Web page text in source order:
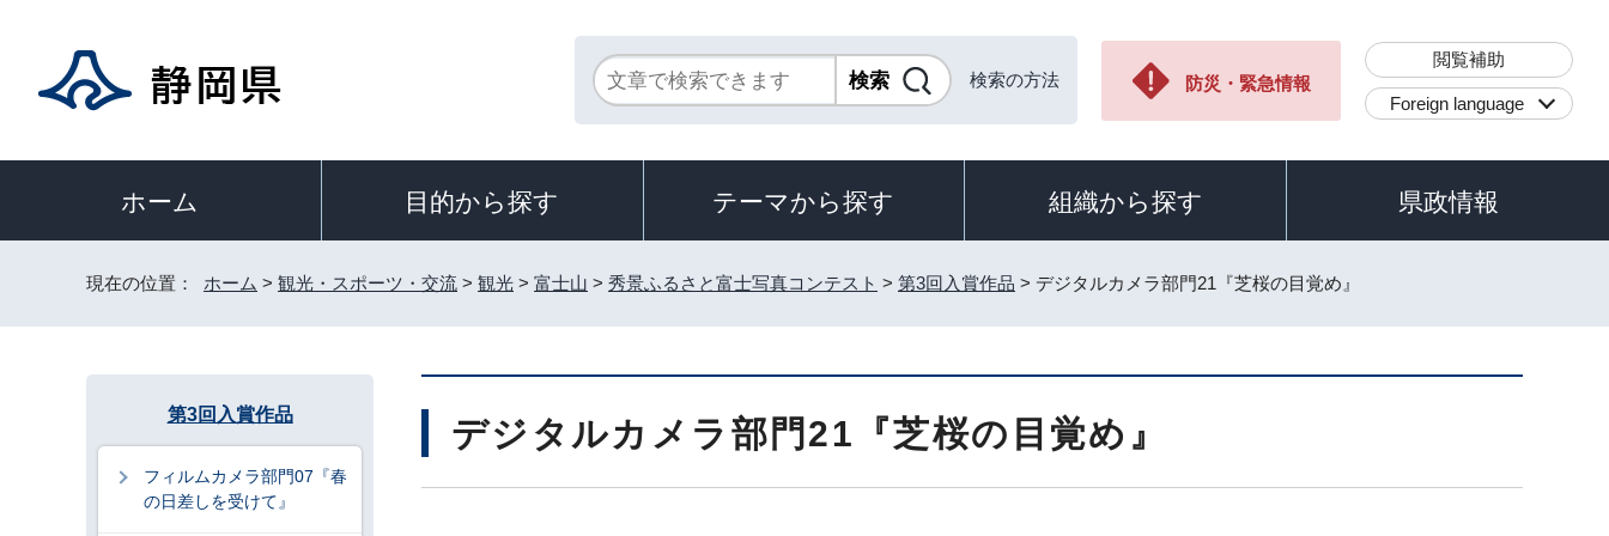
検索の方法 防災・緊急情報
閲覧補助
Foreign language
ホーム 目的から探す テーマから探す 組織から探す 県政情報
現在の位置： ホーム > 観光・スポーツ・交流 > 観光 > 富士山 > 秀景ふるさと富士写真コンテスト > 第3回入賞作品 > デジタルカメラ部門21『芝桜の目覚め』
デジタルカメラ部門21『芝桜の目覚め』
第3回入賞作品
フィルムカメラ部門07『春
の日差しを受けて』